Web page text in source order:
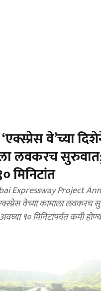
वे’च्या
लवकरच
मिनिटांत
Expressway Project
वेच्या कामाला लवकरच
९० मिनिटांपर्यंत कमी